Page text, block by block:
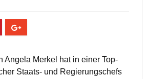
Angela Merkel hat in einer Top-
Staats- und Regierungschefs